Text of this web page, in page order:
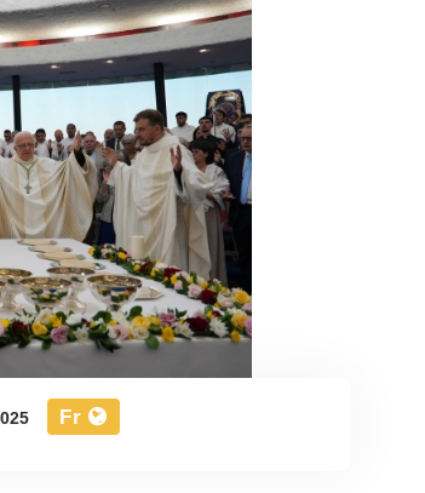
Fr